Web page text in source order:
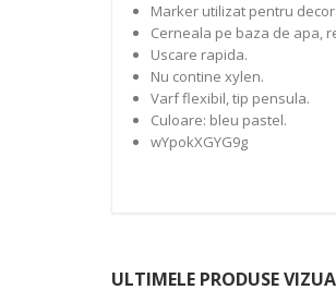
Marker utilizat pentru
Cerneala pe baza de apa,
Uscare rapida.
Nu contine xylen.
Varf flexibil, tip pensula.
Culoare: bleu pastel.
wYpokXGYG9g
ULTIMELE PRODUSE